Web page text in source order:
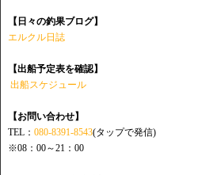
【日々の釣果ブログ】
エルクル日誌
【出船予定表を確認】
出船スケジュール
【お問い合わせ】
TEL： 080-8391-8543(タップで発信)
※08：00～21：00